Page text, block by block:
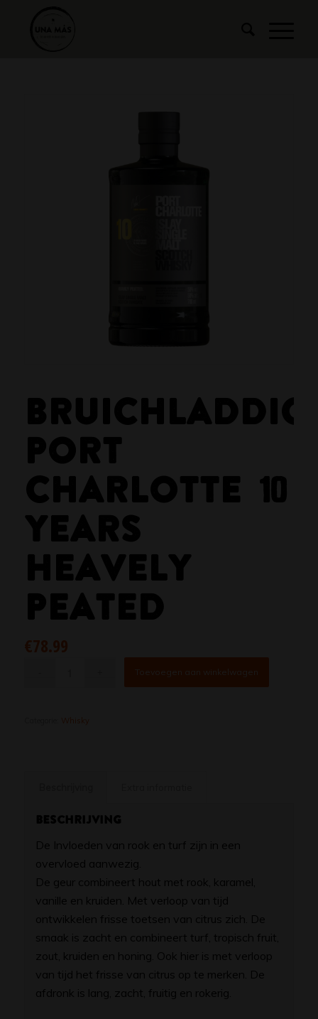
PORT
CHARLOTTE 10
YEARS
HEAVELY
PEATED
€78.99
Toevoegen aan winkelwagen
Whisky
Beschrijving
De Invloeden van rook en turf zijn in een
overvloed aanwezig.
De geur combineert hout met rook, karamel,
vanille en kruiden. Met verloop van tijd
ontwikkelen frisse toetsen van citrus zich. De
smaak is zacht en combineert turf, tropisch fruit,
zout, kruiden en honing. Ook hier is met verloop
van tijd het frisse van citrus op te merken. De
afdronk is lang, zacht, fruitig en rokerig.